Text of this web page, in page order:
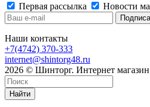
Первая рассылка
Новости
Наши контакты
+7(4742) 370-333
internet@shintorg48.ru
2026 © Шинторг. Интернет магазин
Найти